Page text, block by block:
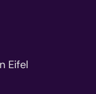
Eifel